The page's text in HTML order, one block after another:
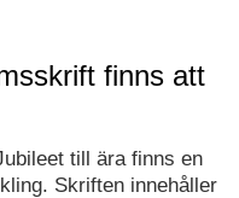
finns att
till ära finns en
Skriften innehåller